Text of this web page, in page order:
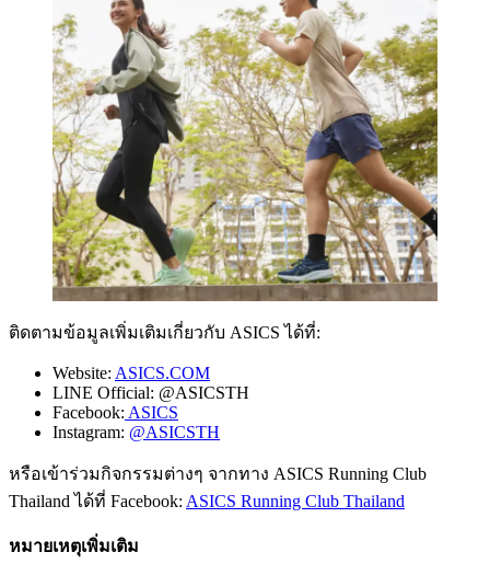
ติดตามข้อมูลเพิ่มเติมเกี่ยวกับ ASICS ได้ที่:
Website: ASICS.COM
LINE Official: @ASICSTH
Facebook: ASICS
Instagram: @ASICSTH
หรือเข้าร่วมกิจกรรมต่างๆ จากทาง ASICS Running Club
Thailand ได้ที่ Facebook: ASICS Running Club Thailand
หมายเหตุเพิ่มเติม